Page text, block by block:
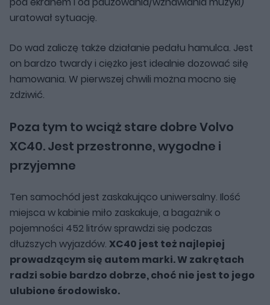
uratował sytuację.
Do wad zaliczę także działanie pedału hamulca. Jest
on bardzo twardy i ciężko jest idealnie dozować siłę
hamowania. W pierwszej chwili można mocno się
zdziwić.
Poza tym to wciąż stare dobre Volvo
XC40. Jest przestronne, wygodne i
przyjemne
Ten samochód jest zaskakująco uniwersalny. Ilość
miejsca w kabinie miło zaskakuje, a bagażnik o
pojemności 452 litrów sprawdzi się podczas
dłuższych wyjazdów. XC40 jest też najlepiej
prowadzącym się autem marki. W zakrętach
radzi sobie bardzo dobrze, choć nie jest to jego
ulubione środowisko.